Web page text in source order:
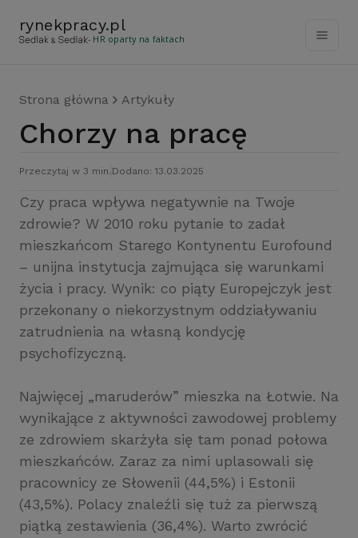
rynekpracy.pl
- HR oparty na faktach
Strona główna Artykuły
Chorzy na pracę
Przeczytaj w 3 min. Dodano: 13.03.2025
Czy praca wpływa negatywnie na Twoje
zdrowie? W 2010 roku pytanie to zadał
mieszkańcom Starego Kontynentu Eurofound
– unijna instytucja zajmująca się warunkami
życia i pracy. Wynik: co piąty Europejczyk jest
przekonany o niekorzystnym oddziaływaniu
zatrudnienia na własną kondycję
psychofizyczną.
Najwięcej „maruderów” mieszka na Łotwie. Na
wynikające z aktywności zawodowej problemy
ze zdrowiem skarżyła się tam ponad połowa
mieszkańców. Zaraz za nimi uplasowali się
pracownicy ze Słowenii (44,5%) i Estonii
(43,5%). Polacy znaleźli się tuż za pierwszą
piątką zestawienia (36,4%). Warto zwrócić